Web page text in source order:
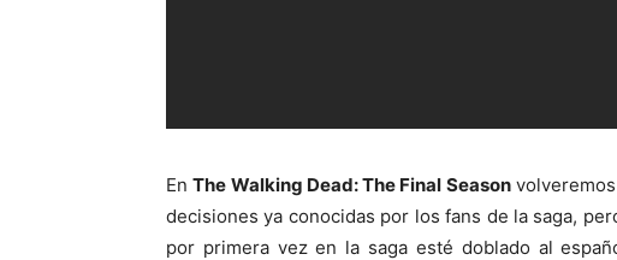
EnThe Walking Dead: The Final Seasonvolveremos
decisiones ya conocidas por los fans de la saga,
por primera vez en la saga esté doblado al